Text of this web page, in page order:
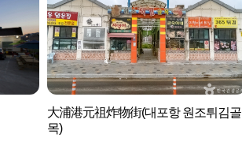
大浦港元祖炸物街(대포항 원조튀김골
목)